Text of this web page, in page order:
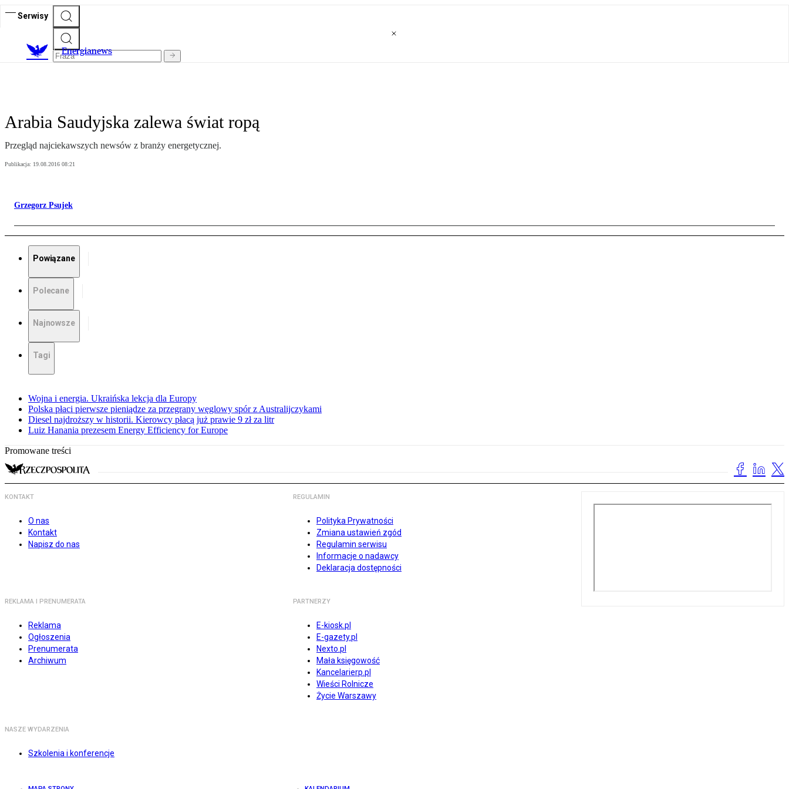
Serwisy
Energianews
Arabia Saudyjska zalewa świat ropą
Przegląd najciekawszych newsów z branży energetycznej.
Publikacja: 19.08.2016 08:21
Grzegorz Psujek
Powiązane
Polecane
Najnowsze
Tagi
Wojna i energia. Ukraińska lekcja dla Europy
Polska płaci pierwsze pieniądze za przegrany węglowy spór z Australijczykami
Diesel najdroższy w historii. Kierowcy płacą już prawie 9 zł za litr
Luiz Hanania prezesem Energy Efficiency for Europe
Promowane treści
KONTAKT
O nas
Kontakt
Napisz do nas
REGULAMIN
Polityka Prywatności
Zmiana ustawień zgód
Regulamin serwisu
Informacje o nadawcy
Deklaracja dostępności
REKLAMA I PRENUMERATA
Reklama
Ogłoszenia
Prenumerata
Archiwum
PARTNERZY
E-kiosk.pl
E-gazety.pl
Nexto.pl
Mała księgowość
Kancelarierp.pl
Wieści Rolnicze
Życie Warszawy
NASZE WYDARZENIA
Szkolenia i konferencje